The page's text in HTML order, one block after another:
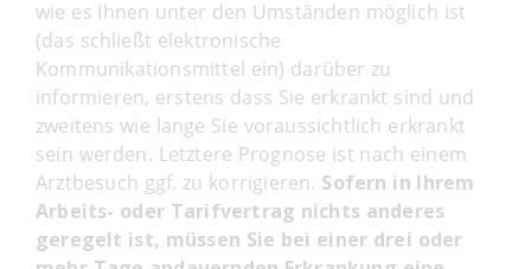
wie es Ihnen unter den Umständen möglich ist
(das schließt elektronische
Kommunikationsmittel ein) darüber zu
informieren, erstens dass Sie erkrankt sind und
zweitens wie lange Sie voraussichtlich erkrankt
sein werden. Letztere Prognose ist nach einem
Arztbesuch ggf. zu korrigieren. Sofern in Ihrem
Arbeits- oder Tarifvertrag nichts anderes
geregelt ist, müssen Sie bei einer drei oder